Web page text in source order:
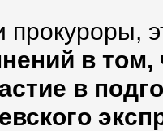
прокуроры,
в
в